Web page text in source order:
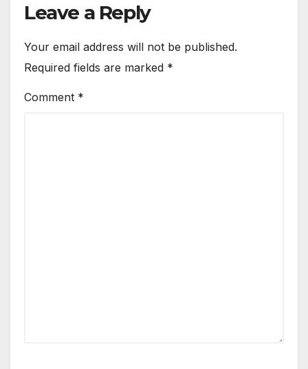
Leave a Reply
Your email address will not be published.
Required fields are marked *
Comment *